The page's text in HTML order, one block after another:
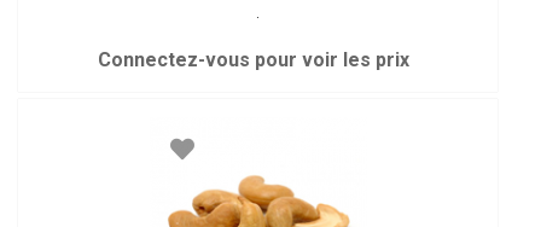
.
Connectez-vous pour voir les prix